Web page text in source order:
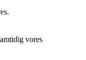
vores